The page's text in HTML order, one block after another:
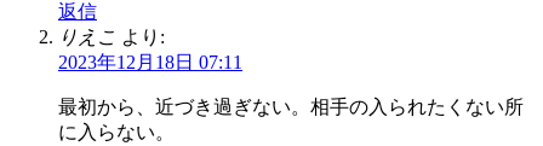
返信
りえこ より:
2023年12月18日 07:11
最初から、近づき過ぎない。相手の入られたくない所
に入らない。